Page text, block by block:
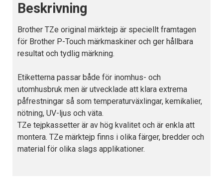
Beskrivning
Brother TZe original märktejp är speciellt framtagen
för Brother P-Touch märkmaskiner och ger hållbara
resultat och tydlig märkning.
Etiketterna passar både för inomhus- och
utomhusbruk men är utvecklade att klara extrema
påfrestningar så som temperaturväxlingar, kemikalier,
nötning, UV-ljus och väta.
TZe tejpkassetter är av hög kvalitet och är enkla att
montera. TZe märktejp finns i olika färger, bredder och
material för olika slags applikationer.